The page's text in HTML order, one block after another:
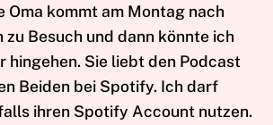
Oma kommt am Montag nach
zu Besuch und dann könnte ich
hingehen. Sie liebt den Podcast
Beiden bei Spotify. Ich darf
ihren Spotify Account nutzen.